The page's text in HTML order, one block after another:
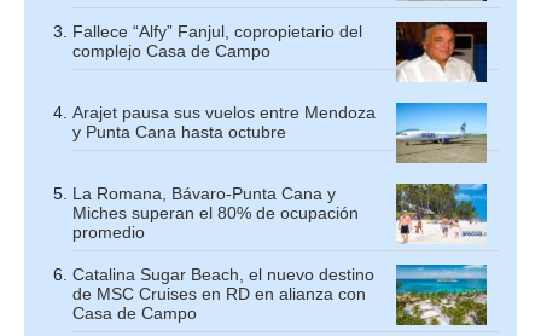
Fallece “Alfy” Fanjul, copropietario del
complejo Casa de Campo
Arajet pausa sus vuelos entre Mendoza
y Punta Cana hasta octubre
La Romana, Bávaro-Punta Cana y
Miches superan el 80% de ocupación
promedio
Catalina Sugar Beach, el nuevo destino
de MSC Cruises en RD en alianza con
Casa de Campo